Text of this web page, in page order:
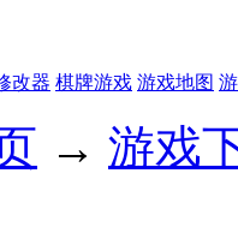
改器 棋牌游戏 游戏地图
→ 游戏